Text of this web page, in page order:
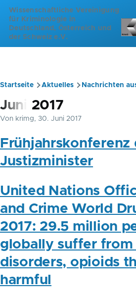
Direkt zum Inhalt
Wissenschaftliche Vereinigung
für Kriminologie in
Deutschland, Österreich und
der Schweiz e.V.
Pfadnavigation
Startseite Aktuelles Nachrichten
Juni 2017
Von krimg, 30. Juni 2017
Frühjahrskonferenz
Justizminister
United Nations
and Crime World
2017: 29.5 million
globally suffer from
disorders, opioids
harmful